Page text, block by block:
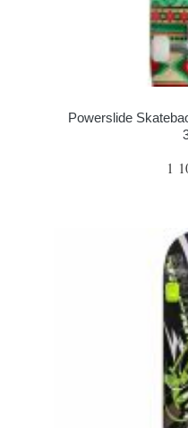
Powerslide
1